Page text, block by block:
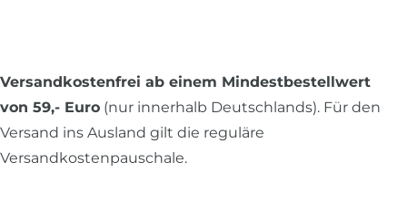
Versandkostenfrei ab einem Mindestbestellwert
von 59,- Euro (nur innerhalb Deutschlands). Für den
Versand ins Ausland gilt die reguläre
Versandkostenpauschale.